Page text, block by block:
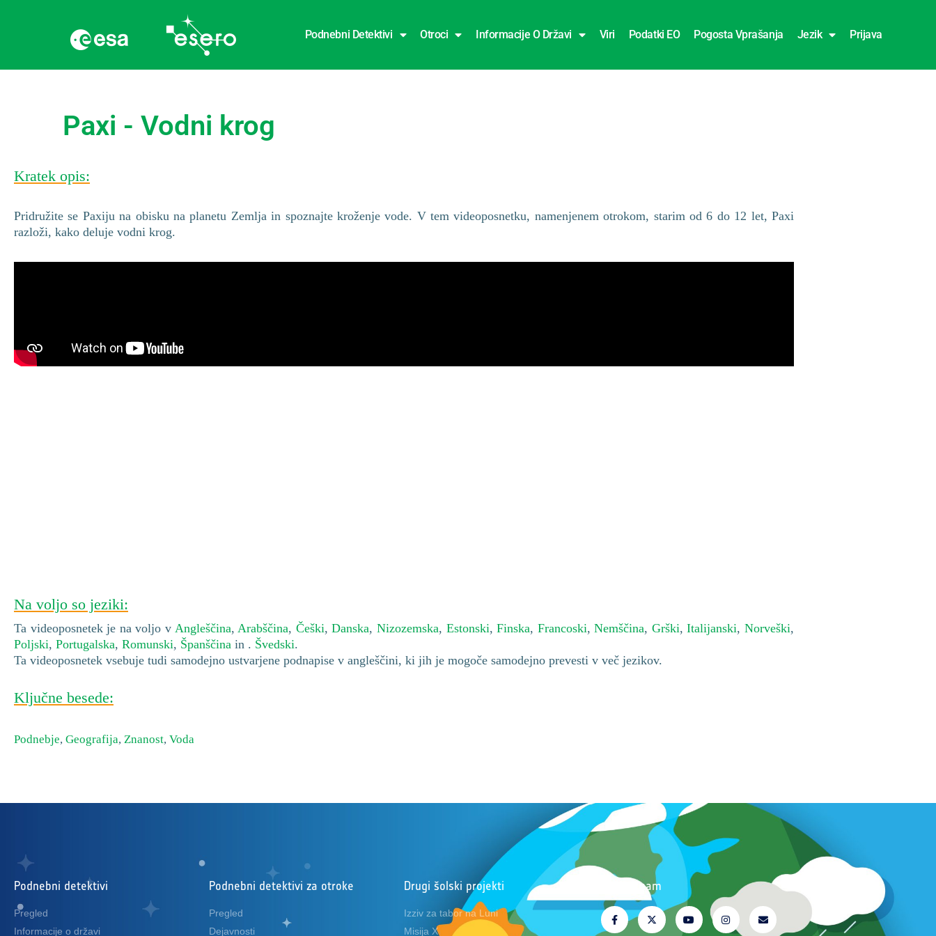
Podnebni Detektivi Otroci Informacije O Državi Viri Podatki EO Pogosta Vprašanja Jezik Prijava
Paxi - Vodni krog
Kratek opis:
Pridružite se Paxiju na obisku na planetu Zemlja in spoznajte kroženje vode. V tem videoposnetku, namenjenem otrokom, starim od 6 do 12 let, Paxi
razloži, kako deluje vodni krog.
Na voljo so jeziki:
Ta videoposnetek je na voljo v Angleščina,Arabščina, Češki,Danska, Nizozemska, Estonski,Finska, Francoski,Nemščina, Grški,Italijanski,Norveški,
Poljski, Portugalska, Romunski, Španščina in . Švedski.
Ta videoposnetek vsebuje tudi samodejno ustvarjene podnapise v angleščini, ki jih je mogoče samodejno prevesti v več jezikov.
Ključne besede:
Podnebje, Geografija, Znanost, Voda
Podnebni detektivi
Pregled
Informacije o državi
Podnebni detektivi za otroke
Pregled
Dejavnosti
Drugi šolski projekti
Izziv za tabor na Luni
Misija X
Sledite nam